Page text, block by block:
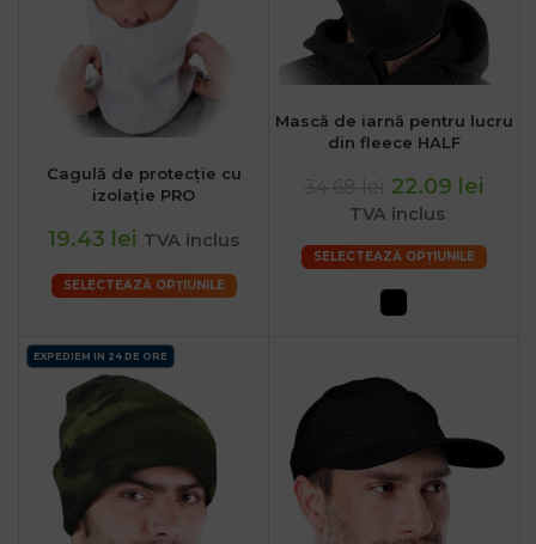
Cagulă de protecție cu
izolație PRO
19.43 lei TVA inclus
SELECTEAZĂ OPȚIUNILE
Mască de iarnă pentru lucru
din fleece HALF
22.09 lei
TVA inclus
SELECTEAZĂ OPȚIUNILE
EXPEDIEM IN 24 DE ORE